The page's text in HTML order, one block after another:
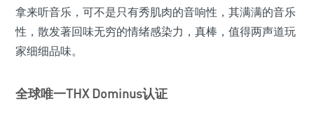
拿来听音乐，可不是只有秀肌肉的音响性，其满满的音乐
性，散发著回味无穷的情绪感染力，真棒，值得两声道玩
家细细品味。
全球唯一THX Dominus认证